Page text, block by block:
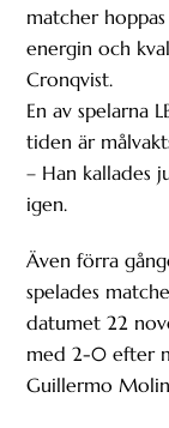
matcher
energin och
Cronqvist.
En av spelarna
tiden är
– Han kallades
igen.
Även förra
spelades
datumet 22
med 2-0 efter
Guillermo